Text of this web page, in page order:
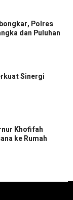
Polres
dan Puluhan
Sinergi
Khofifah
ke Rumah